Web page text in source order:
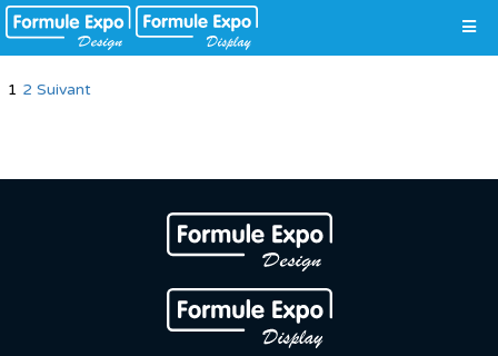
Pagination
publications
1 2 Suivant
Vos préférences de cookies